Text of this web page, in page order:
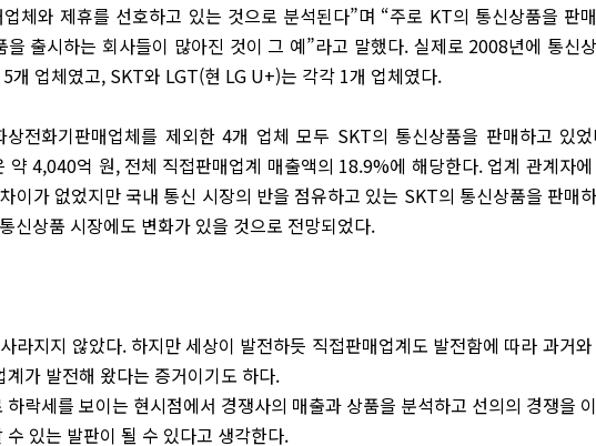
체와 제휴를 선호하고 있는 것으로 분석된다”며 “주로 KT의 통신상품을 판
출시하는 회사들이 많아진 것이 그 예”라고 말했다. 실제로 2008년에 통신
개 업체였고, SKT와 LGT(현 LG U+)는 각각 1개 업체였다.
전화기판매업체를 제외한 4개 업체 모두 SKT의 통신상품을 판매하고 있
4,040억 원, 전체 직접판매업계 매출액의 18.9%에 해당한다. 업계 관계자에
이가 없었지만 국내 통신 시장의 반을 점유하고 있는 SKT의 통신상품을 판매
신상품 시장에도 변화가 있을 것으로 전망되었다.
라지지 않았다. 하지만 세상이 발전하듯 직접판매업계도 발전함에 따라 과거와
가 발전해 왔다는 증거이기도 하다.
락세를 보이는 현시점에서 경쟁사의 매출과 상품을 분석하고 선의의 경쟁을
있는 발판이 될 수 있다고 생각한다.